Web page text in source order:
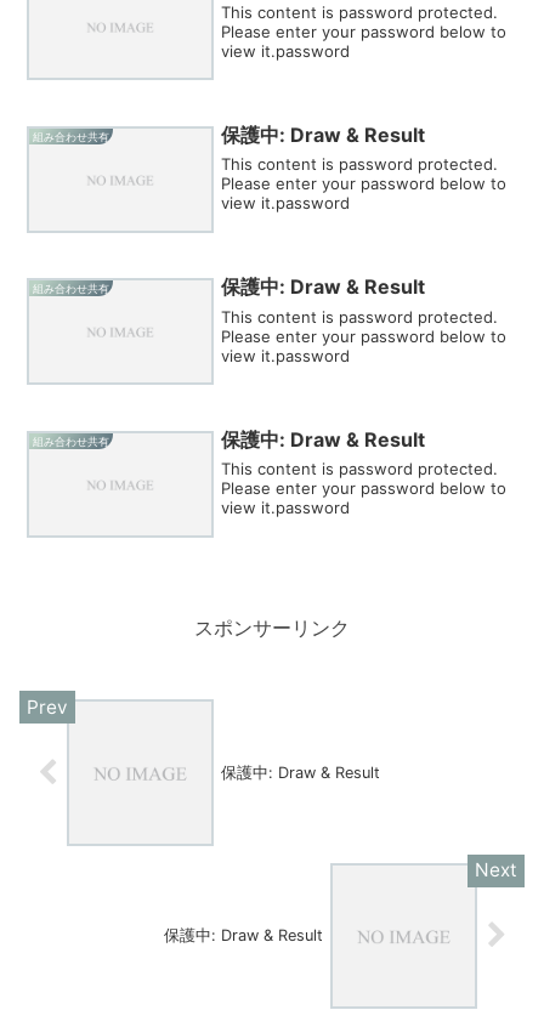
This content is password protected.
Please enter your password below to
view it.password
組み合わせ共有 保護中: Draw & Result
This content is password protected.
Please enter your password below to
view it.password
組み合わせ共有 保護中: Draw & Result
This content is password protected.
Please enter your password below to
view it.password
組み合わせ共有 保護中: Draw & Result
This content is password protected.
Please enter your password below to
view it.password
スポンサーリンク
保護中: Draw & Result
保護中: Draw & Result